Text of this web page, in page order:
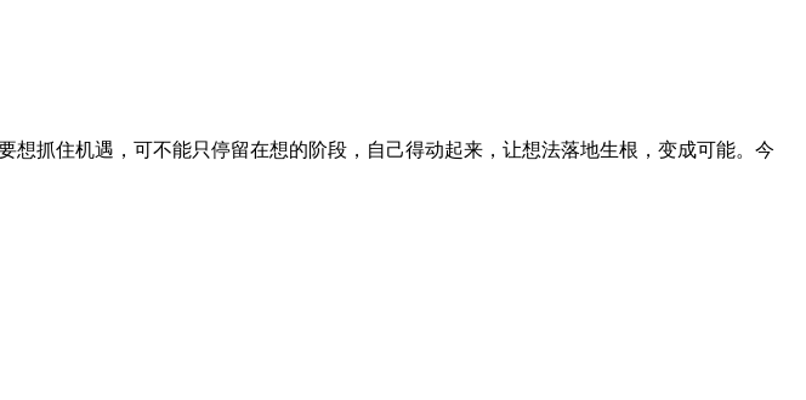
抓住机遇，可不能只停留在想的阶段，自己得动起来，让想法落地生根，变成可能。今